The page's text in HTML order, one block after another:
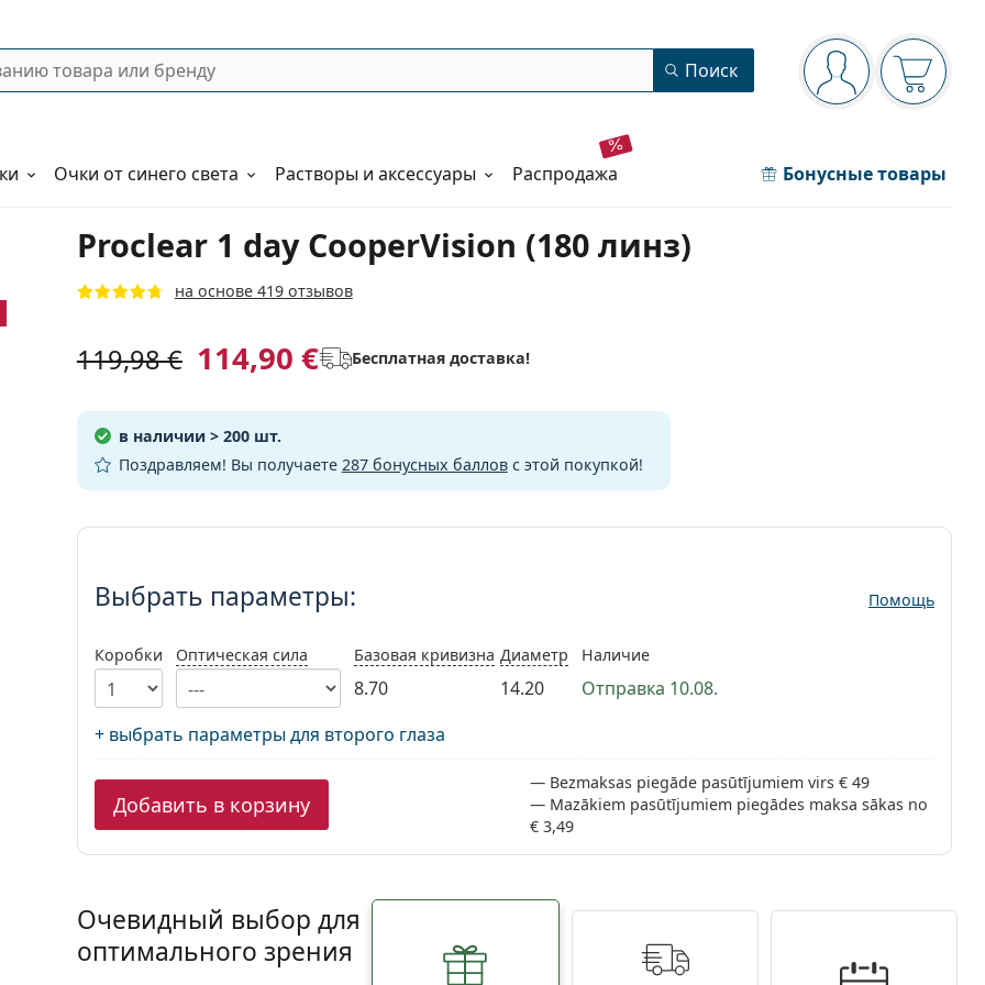
Панель навигации
Вы вошли вВаша
Поиск
Очки от синего света Растворы и аксессуары распродажа Бонусные товары
Proclear 1 day CooperVision (180 линз)
на основе 419 отзывов
119,98 € 114,90 € Бесплатная доставка!
в наличии > 200 шт.
Поздравляем! Вы получаете 287 бонусных балловс этой покупкой!
Выбрать параметры:
Выбрать параметры: Помощь
Коробки Оптическая сила Базовая кривизна
8.70
Диаметр
14.20
Наличие
Отправка 10.08.
+ выбрать параметры для второго глаза
Добавить в корзину
Bezmaksas piegāde pasūtījumiem virs € 49
Mazākiem pasūtījumiem piegādes maksa sākas no
€ 3,49
Очевидный выбор для
оптимального зрения